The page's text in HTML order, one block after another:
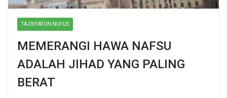
TAZKIYATUN NUFUS
MEMERANGI HAWA NAFSU
ADALAH JIHAD YANG PALING
BERAT